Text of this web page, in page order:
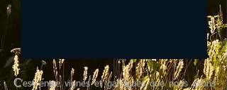
C’est entre vignes et garrigues que nous avons